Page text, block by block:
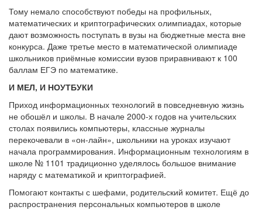
Тому немало способствуют победы на профильных,
математических и криптографических олимпиадах, которые
дают возможность поступать в вузы на бюджетные места вне
конкурса. Даже третье место в математической олимпиаде
школьников приёмные комиссии вузов приравнивают к 100
баллам ЕГЭ по математике.
И МЕЛ, И НОУТБУКИ
Приход информационных технологий в повседневную жизнь
не обошёл и школы. В начале 2000-х годов на учительских
столах появились компьютеры, классные журналы
перекочевали в «он-лайн», школьники на уроках изучают
начала программирования. Информационным технологиям в
школе № 1101 традиционно уделялось большое внимание
наряду с математикой и криптографией.
Помогают контакты с шефами, родительский комитет. Ещё до
распространения персональных компьютеров в школе